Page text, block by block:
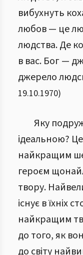
вибухнуть
любов — це
людства. Де
в вас. Бог —
джерело
19.10.1970)
Яку
ідеальною?
найкращим
героєм
твору.
існує в їхніх
найкращим
до того, як
до світу